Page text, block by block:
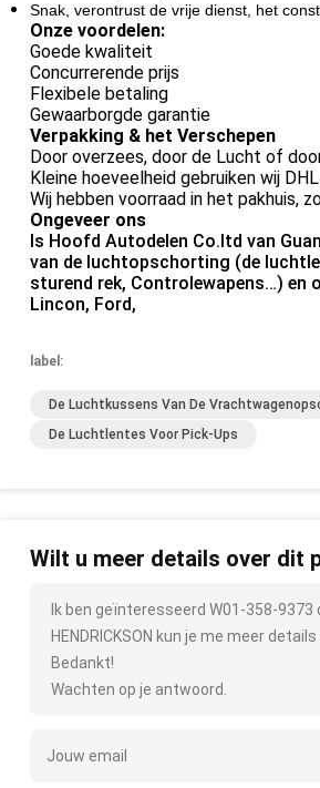
Snak, verontrust de vrije dienst, het
Onze voordelen:
Goede kwaliteit
Concurrerende prijs
Flexibele betaling
Gewaarborgde garantie
Verpakking & het Verschepen
Door overzees, door de Lucht of
Kleine hoeveelheid gebruiken wij
Wij hebben voorraad in het pakhuis,
Ongeveer ons
Is Hoofd Autodelen Co.ltd van
van de luchtopschorting (de
sturend rek, Controlewapens…) en
Lincon, Ford,
label:
De Luchtkussens Van De
De Luchtlentes Voor Pick-Ups
Wilt u meer details over dit
Ik ben geïnteresseerd W01-358-
HENDRICKSON kun je me meer
Bedankt!
Wachten op je antwoord.